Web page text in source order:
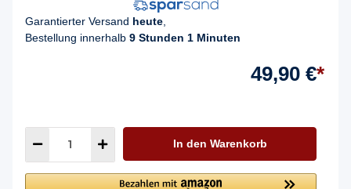
Garantierter Versand heute
Bestellung innerhalb 9 Stunden 1 Minuten
49,90 €*
In den Warenkorb